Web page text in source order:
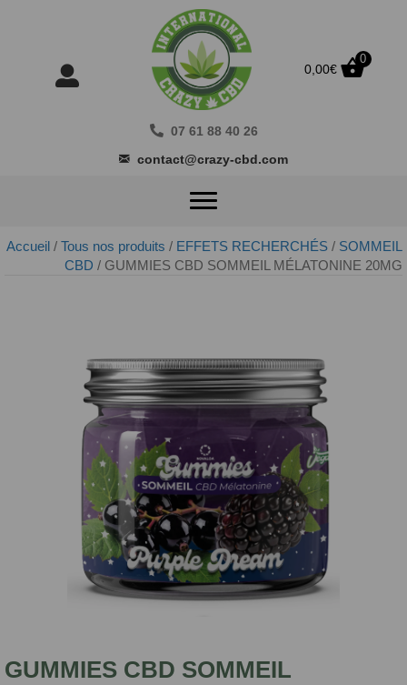
0,00€
0
07 61 88 40 26
contact@crazy-cbd.com
Accueil / Tous nos produits / EFFETS RECHERCHÉS / SOMMEIL
CBD / GUMMIES CBD SOMMEIL MÉLATONINE 20MG
GUMMIES CBD SOMMEIL